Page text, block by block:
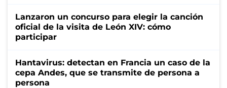
Lanzaron un concurso para elegir la canción
oficial de la visita de León XIV: cómo
participar
Hantavirus: detectan en Francia un caso de la
cepa Andes, que se transmite de persona a
persona